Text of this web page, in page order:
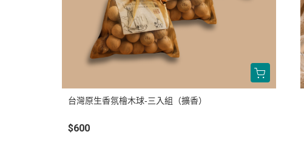
台灣原生香氛檜木球-三入組（擴香）
$600